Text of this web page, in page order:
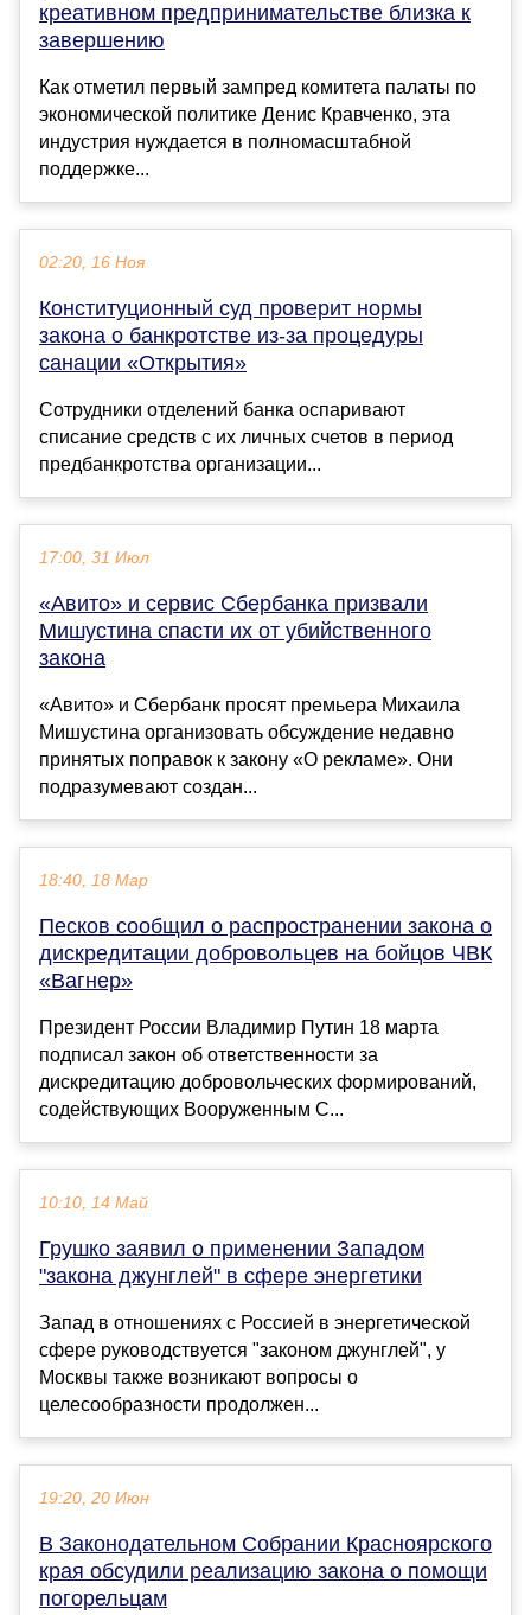
креативном предпринимательстве близка к
завершению
Как отметил первый зампред комитета палаты по
экономической политике Денис Кравченко, эта
индустрия нуждается в полномасштабной
поддержке...
02:20, 16 Ноя
Конституционный суд проверит нормы
закона о банкротстве из-за процедуры
санации «Открытия»
Сотрудники отделений банка оспаривают
списание средств с их личных счетов в период
предбанкротства организации...
17:00, 31 Июл
«Авито» и сервис Сбербанка призвали
Мишустина спасти их от убийственного
закона
«Авито» и Сбербанк просят премьера Михаила
Мишустина организовать обсуждение недавно
принятых поправок к закону «О рекламе». Они
подразумевают создан...
18:40, 18 Мар
Песков сообщил о распространении закона о
дискредитации добровольцев на бойцов ЧВК
«Вагнер»
Президент России Владимир Путин 18 марта
подписал закон об ответственности за
дискредитацию добровольческих формирований,
содействующих Вооруженным С...
10:10, 14 Май
Грушко заявил о применении Западом
"закона джунглей" в сфере энергетики
Запад в отношениях с Россией в энергетической
сфере руководствуется "законом джунглей", у
Москвы также возникают вопросы о
целесообразности продолжен...
19:20, 20 Июн
В Законодательном Собрании Красноярского
края обсудили реализацию закона о помощи
погорельцам